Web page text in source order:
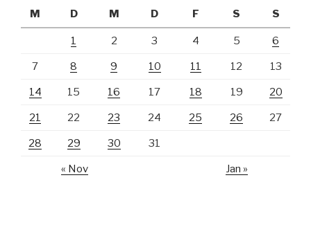
M
D M D F S S
1 2 3 4 5 6
7 8 9 10 11 12 13
14 15 16 17 18 19 20
21 22 23 24 25 26 27
28 29 30 31
« Nov Jan »